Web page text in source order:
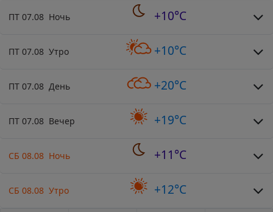
ПТ 07.08 Ночь +10°C
ПТ 07.08 Утро +10°C
ПТ 07.08 День +20°C
ПТ 07.08 Вечер +19°C
СБ 08.08 Ночь +11°C
СБ 08.08 Утро +12°C